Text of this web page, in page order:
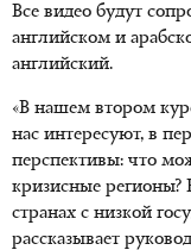
Все видео будут
английском и
английский.
«В нашем втором
нас интересуют, в
перспективы: что
кризисные регионы?
странах с низкой
рассказывает